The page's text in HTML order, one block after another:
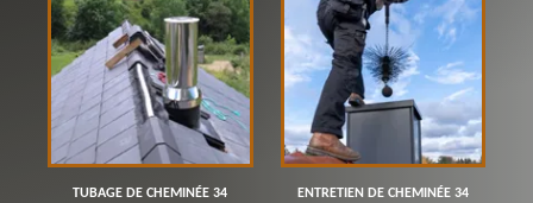
TUBAGE DE CHEMINÉE 34 ENTRETIEN DE CHEMINÉE 34